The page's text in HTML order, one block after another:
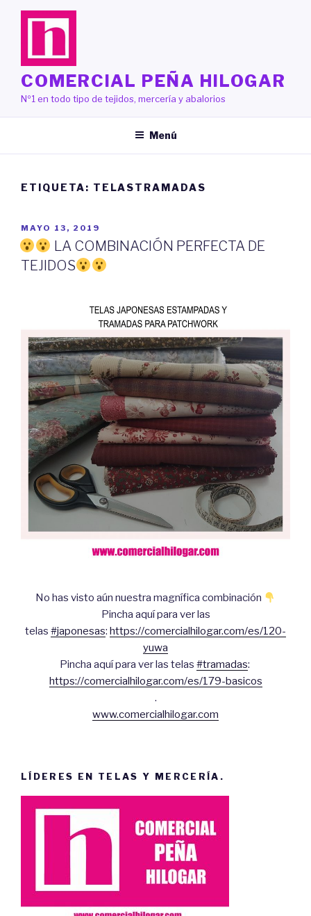
Saltar
COMERCIAL PEÑA HILOGAR
Nº1 en todo tipo de tejidos, mercería y abalorios
Menú
ETIQUETA: TELASTRAMADAS
PUBLICADO
EL
MAYO 13, 2019
LA COMBINACIÓN PERFECTA DE
TEJIDOS
No has visto aún nuestra magnífica combinación
Pincha aquí para ver las
telas #japonesas: https://comercialhilogar.com/es/120-
yuwa
Pincha aquí para ver las telas #tramadas:
https://comercialhilogar.com/es/179-basicos
.
www.comercialhilogar.com
LÍDERES EN TELAS Y MERCERÍA.